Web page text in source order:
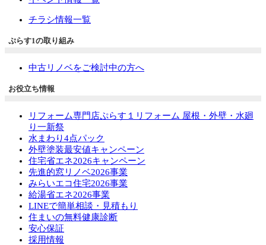
チラシ情報一覧
ぷらす1の取り組み
中古リノベをご検討中の方へ
お役立ち情報
リフォーム専門店ぷらす１リフォーム 屋根・外壁・水廻
り一新祭
水まわり4点パック
外壁塗装最安値キャンペーン
住宅省エネ2026キャンペーン
先進的窓リノベ2026事業
みらいエコ住宅2026事業
給湯省エネ2026事業
LINEで簡単相談・見積もり
住まいの無料健康診断
安心保証
採用情報